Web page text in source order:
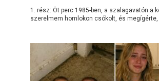
1. rész: Öt perc 1985-ben, a szalagavatón a
szerelmem homlokon csókolt, és megígérte,